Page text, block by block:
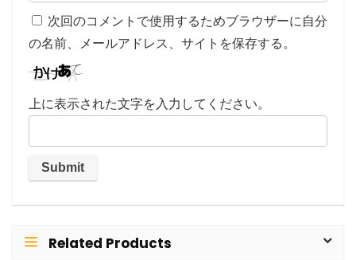
次回のコメントで使用するためブラウザーに自分
の名前、メールアドレス、サイトを保存する。
上に表示された文字を入力してください。
Related Products